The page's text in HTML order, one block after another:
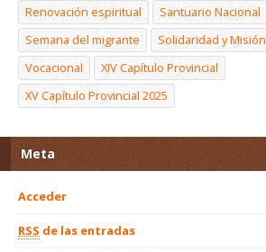
Renovación espiritual
Santuario Nacional
Semana del migrante
Solidaridad y Misión
Vocacional
XIV Capítulo Provincial
XV Capítulo Provincial 2025
Meta
Acceder
RSS de las entradas